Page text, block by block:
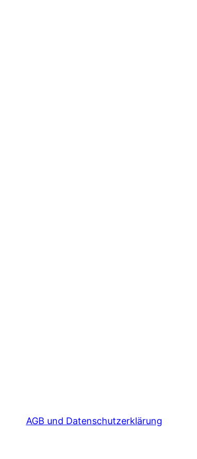
AGB und Datenschutzerklärung